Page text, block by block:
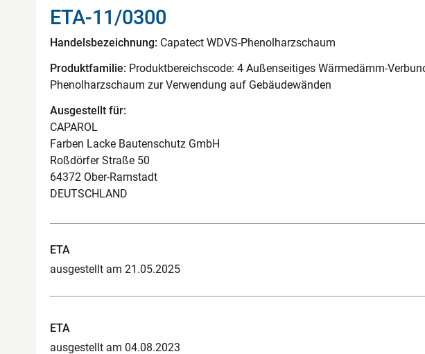
ETA-11/0300
Handelsbezeichnung: Capatect WDVS-Phenolharzschaum
Produktfamilie: Produktbereichscode: 4 Außenseitiges Wärmedämm-
Phenolharzschaum zur Verwendung auf Gebäudewänden
Ausgestellt für:
CAPAROL
Farben Lacke Bautenschutz GmbH
Roßdörfer Straße 50
64372 Ober-Ramstadt
DEUTSCHLAND
ETA
ausgestellt am 21.05.2025
ETA
ausgestellt am 04.08.2023